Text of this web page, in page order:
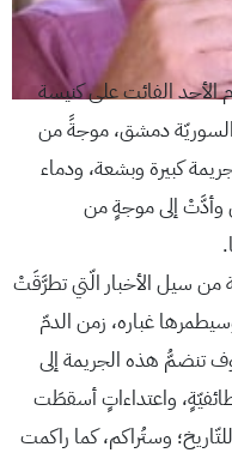
الأحد الفائت على كنيسة
السوريّة دمشق، موجةً من
كبيرة وبشعة، ودماء
وأدَّتْ إلى موجةٍ من
من سيل الأخبار الّتي تطرَّقَتْ
غباره، زمن الدمّ
تنضمُّ هذه الجريمة إلى
واعتداءاتٍ أسقطَت
وستُراكم، كما راكمت